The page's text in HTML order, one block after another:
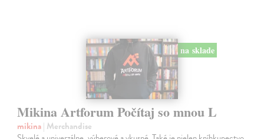
na sklade
Mikina Artforum Počítaj so mnou L
mikina| Merchandise